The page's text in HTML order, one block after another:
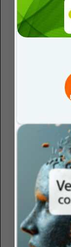
La rete di
testo, gli
risposta è si,
accesso al
assegnare lo
alla classe di
non tutti
nello stesso
Spunto
di accesso allo